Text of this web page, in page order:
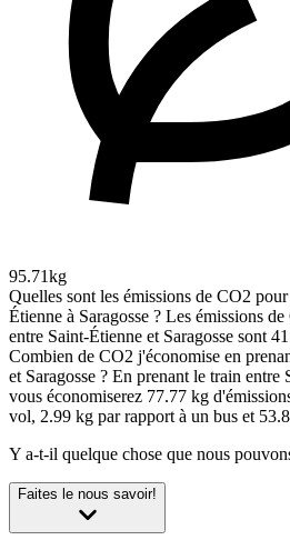
95.71kg
Quelles sont les émissions de CO2
Étienne à Saragosse ? Les émissions
entre Saint-Étienne et Saragosse sont
Combien de CO2 j'économise en
et Saragosse ? En prenant le train entre
vous économiserez 77.77 kg
vol, 2.99 kg par rapport à un bus et
Y a-t-il quelque chose que nous
Faites le nous savoir!